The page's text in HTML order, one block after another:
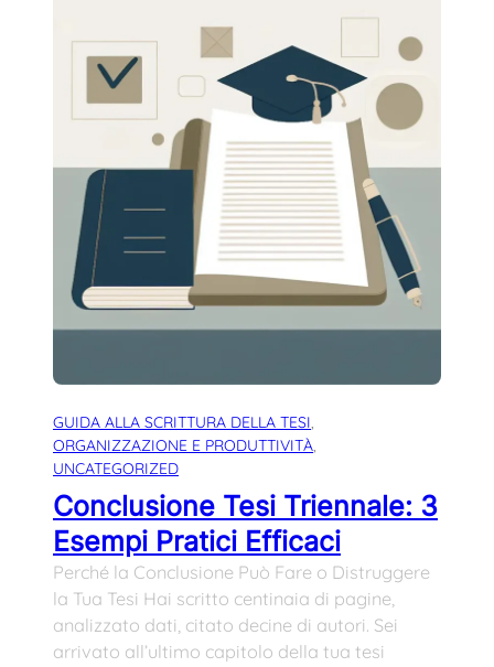
GUIDA ALLA SCRITTURA DELLA TESI
ORGANIZZAZIONE E PRODUTTIVITÀ
UNCATEGORIZED
Conclusione Tesi Triennale: 3
Esempi Pratici Efficaci
Perché la Conclusione Può Fare o Distruggere
la Tua Tesi Hai scritto centinaia di pagine,
analizzato dati, citato decine di autori. Sei
arrivato all’ultimo capitolo della tua tesi